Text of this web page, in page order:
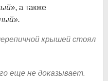
, а также
крышей стоял
еще не доказывает.